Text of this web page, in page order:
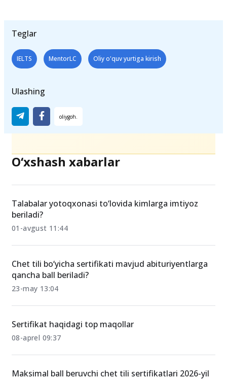
Teglar
IELTS MentorLC Oliy o'quv yurtiga kirish
Ulashing
O‘xshash xabarlar
Talabalar yotoqxonasi to‘lovida kimlarga imtiyoz
beriladi?
01-avgust 11:44
Chet tili bo‘yicha sertifikati mavjud abituriyentlarga
qancha ball beriladi?
23-may 13:04
Sertifikat haqidagi top maqollar
08-aprel 09:37
Maksimal ball beruvchi chet tili sertifikatlari 2026-yil